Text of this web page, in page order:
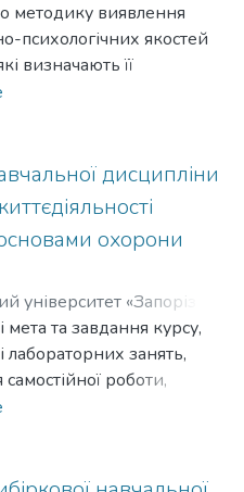
2026)Коробко, Олександр
Oleksander;Троян,
;Troian, Yuliia
методику виявлення
психологічних якостей
визначають її
of the personality
psychological protection is
дисципліни
охорони
університет «Запорізька
2026 )Шмирко, Віра
Vera
мета та завдання курсу,
лабораторних занять,
роботи,
якості навчання,
література та
ресурси для навчальної